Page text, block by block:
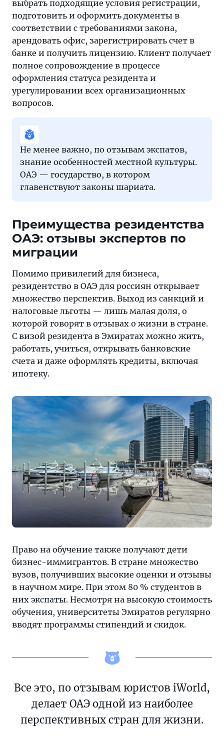
выбрать подходящие условия регистрации,
подготовить и оформить документы в
соответствии с требованиями закона,
арендовать офис, зарегистрировать счет в
банке и получить лицензию. Клиент получает
полное сопровождение в процессе
оформления статуса резидента и
урегулировании всех организационных
вопросов.
Не менее важно, по отзывам экспатов,
знание особенностей местной культуры.
ОАЭ — государство, в котором
главенствуют законы шариата.
Преимущества резидентства
ОАЭ: отзывы экспертов по
миграции
Помимо привилегий для бизнеса,
резидентство в ОАЭ для россиян открывает
множество перспектив. Выход из санкций и
налоговые льготы — лишь малая доля, о
которой говорят в отзывах о жизни в стране.
С визой резидента в Эмиратах можно жить,
работать, учиться, открывать банковские
счета и даже оформлять кредиты, включая
ипотеку.
Право на обучение также получают дети
бизнес-иммигрантов. В стране множество
вузов, получивших высокие оценки и отзывы
в научном мире. При этом 80 % студентов в
них экспаты. Несмотря на высокую стоимость
обучения, университеты Эмиратов регулярно
вводят программы стипендий и скидок.
Все это, по отзывам юристов iWorld,
делает ОАЭ одной из наиболее
перспективных стран для жизни.